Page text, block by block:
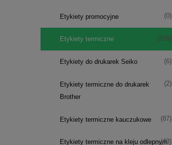
Etykiety promocyjne (0)
Etykiety termiczne (518)
Etykiety do drukarek Seiko (6)
Etykiety termiczne do drukarek
Brother
(2)
Etykiety termiczne kauczukowe (87)
Etykiety termiczne na kleju odlepnym
(43)